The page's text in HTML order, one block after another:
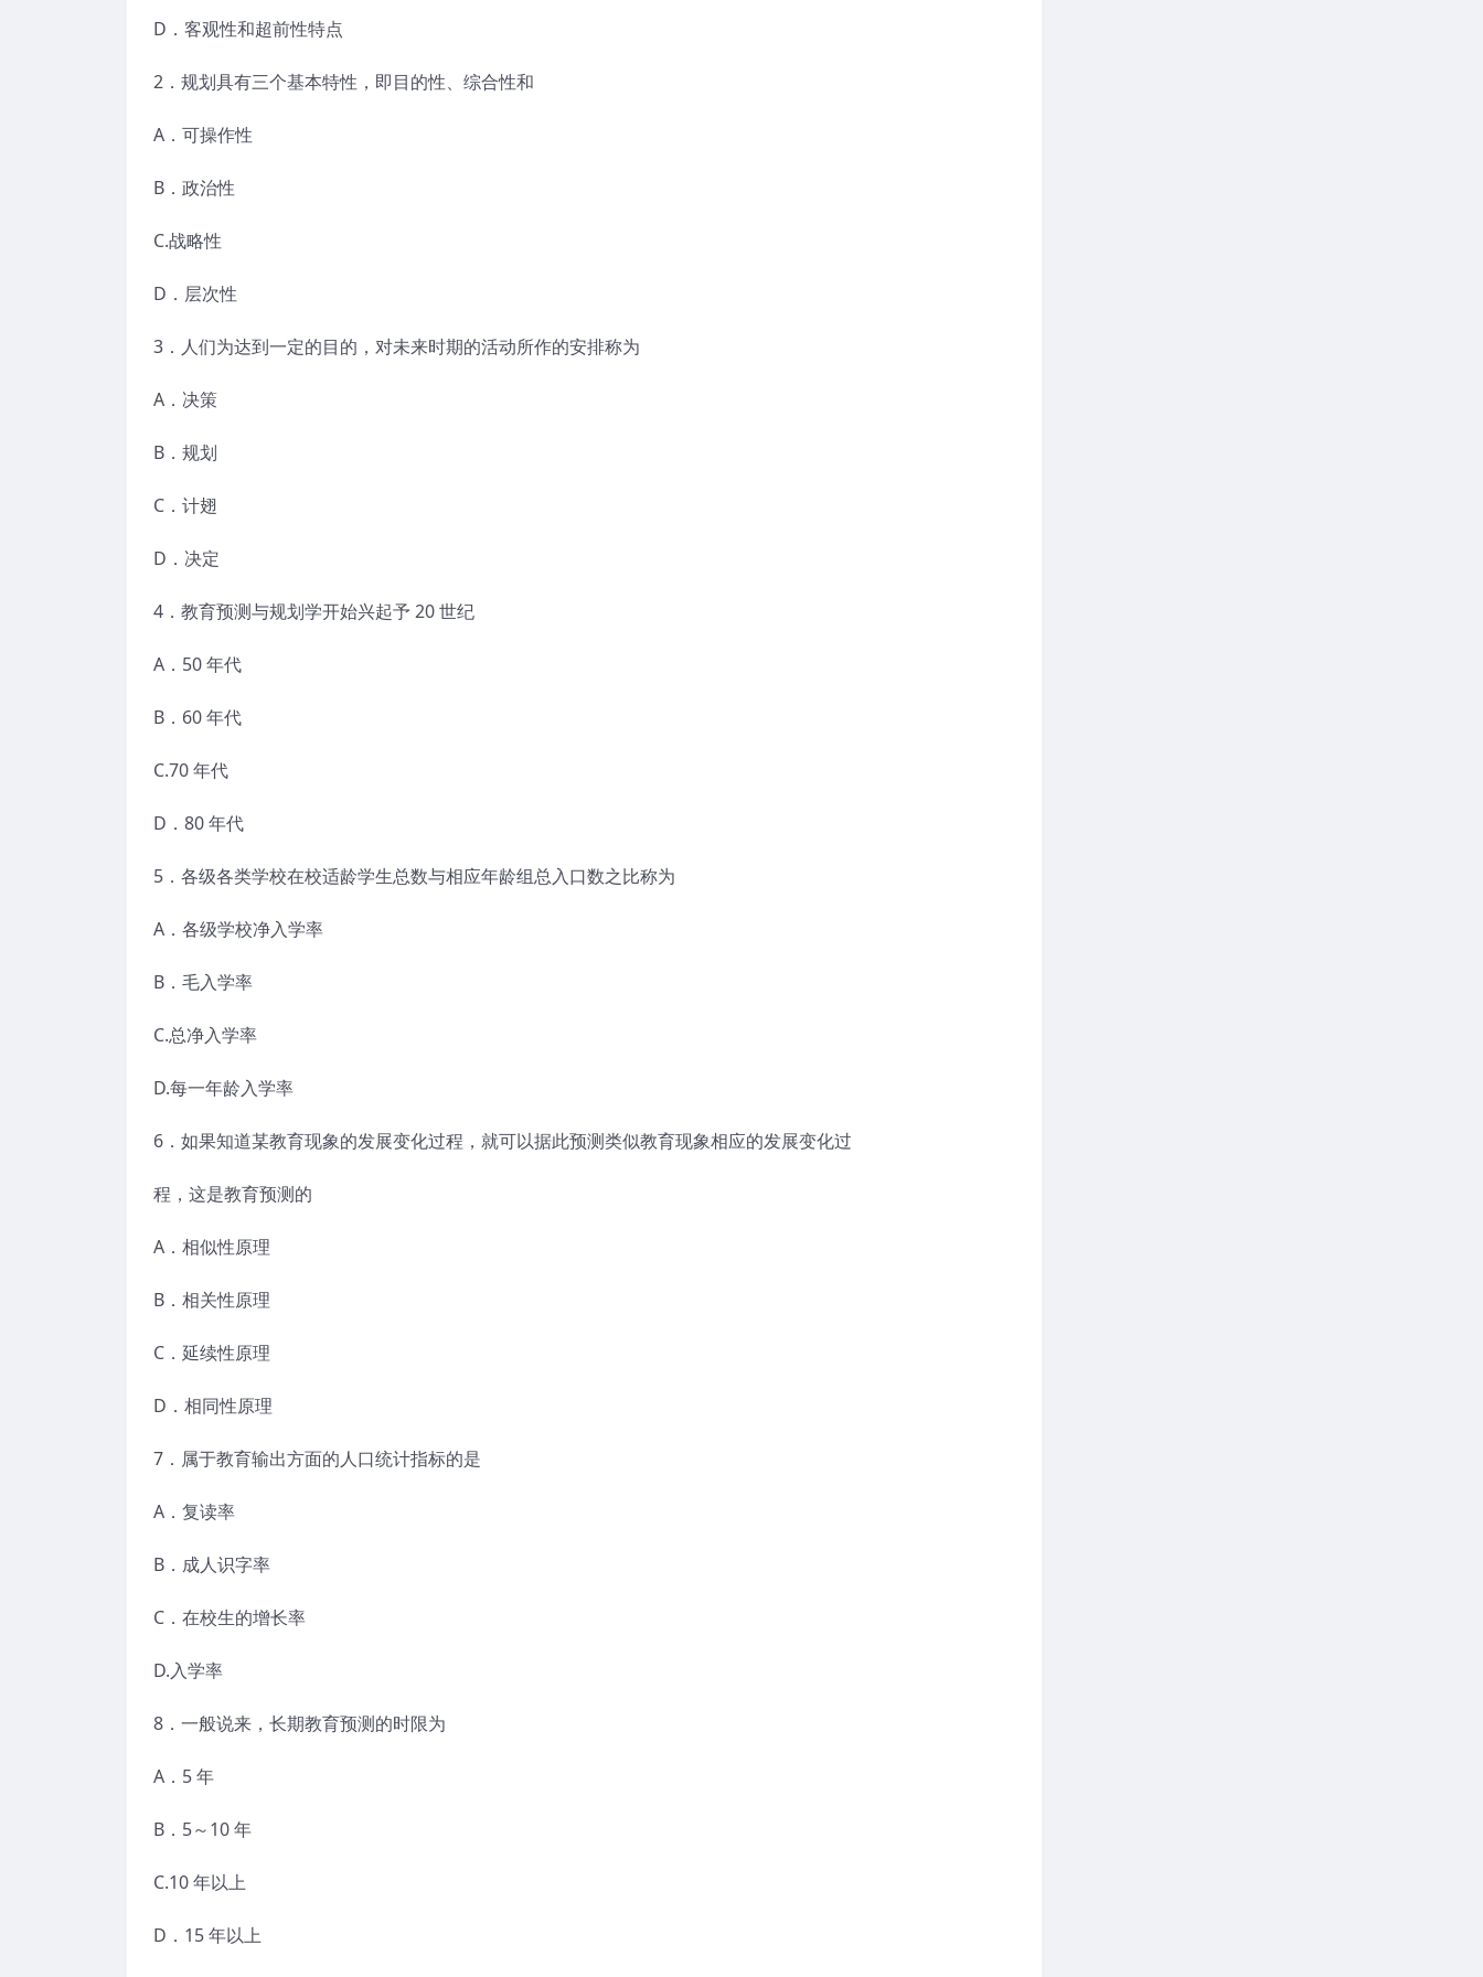
D．客观性和超前性特点
2．规划具有三个基本特性，即目的性、综合性和
A．可操作性
B．政治性
C.战略性
D．层次性
3．人们为达到一定的目的，对未来时期的活动所作的安排称为
A．决策
B．规划
C．计翅
D．决定
4．教育预测与规划学开始兴起予 20 世纪
A．50 年代
B．60 年代
C.70 年代
D．80 年代
5．各级各类学校在校适龄学生总数与相应年龄组总入口数之比称为
A．各级学校净入学率
B．毛入学率
C.总净入学率
D.每一年龄入学率
6．如果知道某教育现象的发展变化过程，就可以据此预测类似教育现象相应的发展变化过
程，这是教育预测的
A．相似性原理
B．相关性原理
C．延续性原理
D．相同性原理
7．属于教育输出方面的人口统计指标的是
A．复读率
B．成人识字率
C．在校生的增长率
D.入学率
8．一般说来，长期教育预测的时限为
A．5 年
B．5～10 年
C.10 年以上
D．15 年以上